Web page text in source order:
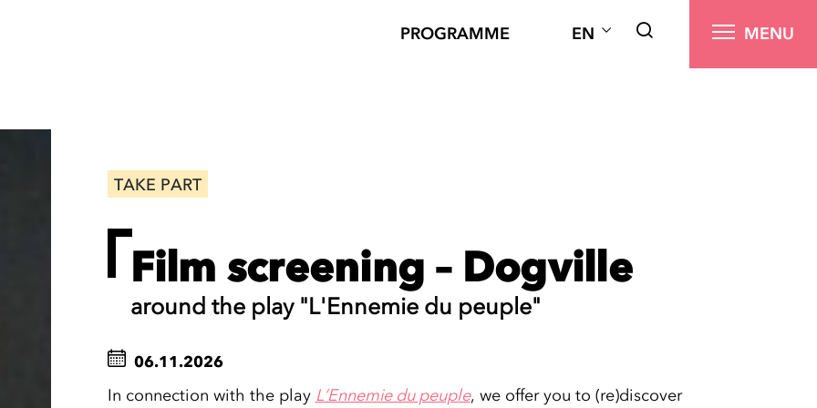
PROGRAMME EN MENU
TAKE PART
Film screening – Dogville
around the play "L'Ennemie du peuple"
06.11.2026
In connection with the play L’Ennemie du peuple, we offer you to (re)discover